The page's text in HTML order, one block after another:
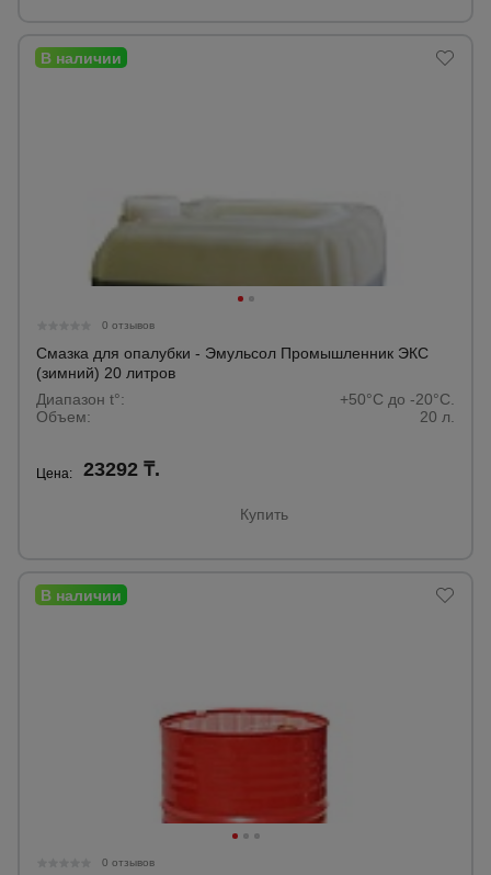
0 отзывов
Смазка для опалубки - Эмульсол Промышленник ЭКС
(зимний) 20 литров
Диапазон t°:
+50°C до -20°C.
Объем:
20 л.
Цена: 23292 ₸.
Купить
0 отзывов